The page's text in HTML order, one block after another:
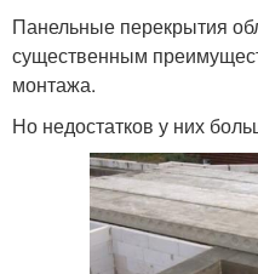
Панельные перекрытия
существенным
монтажа.
Но недостатков у них